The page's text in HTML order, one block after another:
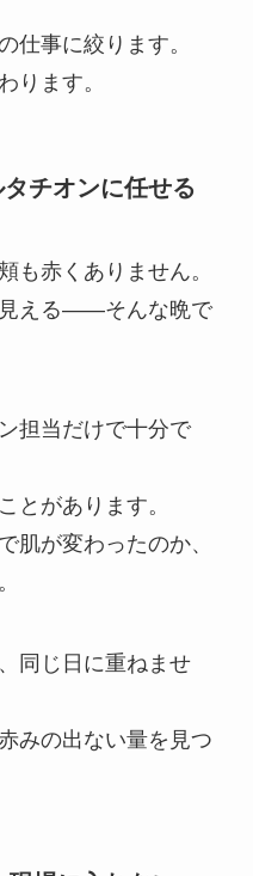
仕事に絞ります。
ります。
チオンに任せる
も赤くありません。
見える——そんな晩で
担当だけで十分で
とがあります。
肌が変わったのか、
同じ日に重ねませ
みの出ない量を見つ